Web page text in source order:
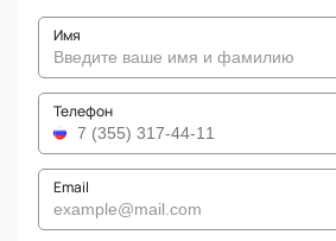
Имя
Телефон
Email